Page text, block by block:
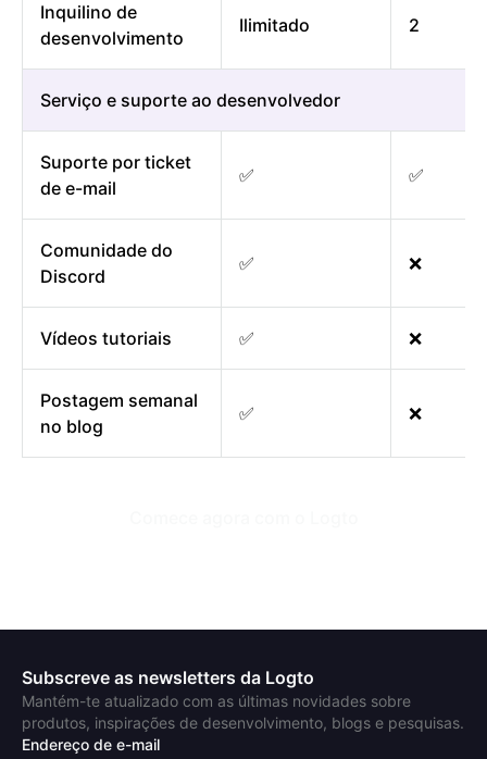
Inquilino de
desenvolvimento
Ilimitado 2
Serviço e suporte ao desenvolvedor
Suporte por ticket
de e-mail
✅ ✅
Comunidade do
Discord
✅ ❌
Vídeos tutoriais ✅ ❌
Postagem semanal
no blog
✅ ❌
Subscreve as newsletters da Logto
Mantém-te atualizado com as últimas novidades sobre
produtos, inspirações de desenvolvimento, blogs e pesquisas.
Endereço de e-mail